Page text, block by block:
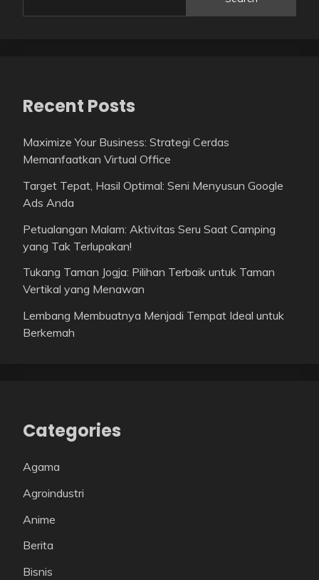
Recent Posts
Maximize Your Business: Strategi Cerdas
Memanfaatkan Virtual Office
Target Tepat, Hasil Optimal: Seni Menyusun Google
Ads Anda
Petualangan Malam: Aktivitas Seru Saat Camping
yang Tak Terlupakan!
Tukang Taman Jogja: Pilihan Terbaik untuk Taman
Vertikal yang Menawan
Lembang Membuatnya Menjadi Tempat Ideal untuk
Berkemah
Categories
Agama
Agroindustri
Anime
Berita
Bisnis